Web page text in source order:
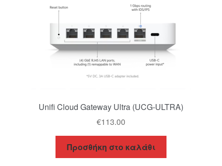
Unifi Cloud Gateway Ultra (UCG-ULTRA)
€113.00
Προσθήκη στο καλάθι